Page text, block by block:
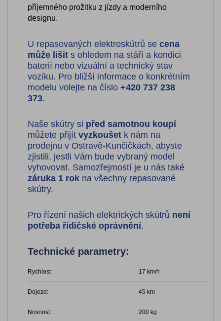
příjemného prožitku z jízdy a moderního
designu.
U repasovaných elektroskútrů se cena
může lišit s ohledem na stáří a kondici
baterií nebo vizuální a technický stav
vozíku. Pro bližší informace o konkrétním
modelu volejte na číslo +420 737 238
373.
Naše skútry si před samotnou koupí
můžete přijít vyzkoušet k nám na
prodejnu v Ostravě-Kunčičkách, abyste
zjistili, jestli Vám bude vybraný model
vyhovovat. Samozřejmostí je u nás také
záruka 1 rok na všechny repasované
skútry.
Pro řízení našich elektrických skútrů není
potřeba řidičské oprávnění.
Technické parametry:
Rychlost 17 km/h
Dojezd: 45 km
Nosnost: 200 kg